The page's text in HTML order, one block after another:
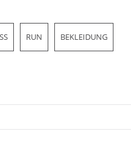
RUN BEKLEIDUNG